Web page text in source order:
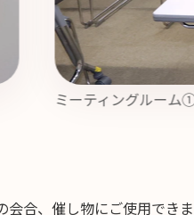
ミーティングルーム
合、催し物にご使用でき